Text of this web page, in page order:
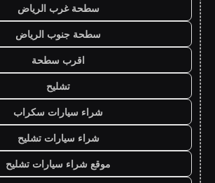
سطحة غرب الرياض
سطحة جنوب الرياض
اقرب سطحة
تشليح
شراء سيارات سكراب
شراء سيارات تشليح
موقع شراء سيارات تشليح